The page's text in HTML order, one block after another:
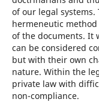
of our legal
hermeneutic
of the documents. It
can be considered
but with their own
nature. Within the
private law with
non-compliance.